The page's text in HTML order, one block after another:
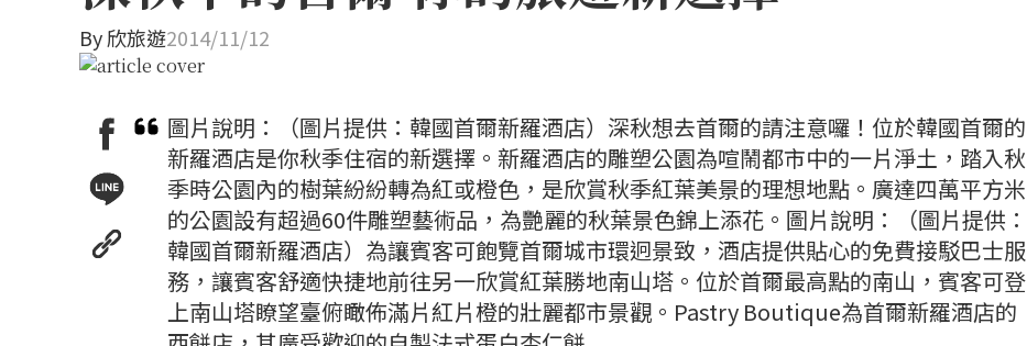
By欣旅遊2014/11/12
圖片說明：（圖片提供：韓國首爾新羅酒店）深秋想去首爾的請注意囉！位於韓國首爾的
新羅酒店是你秋季住宿的新選擇。新羅酒店的雕塑公園為喧鬧都市中的一片淨土，踏入秋
季時公園內的樹葉紛紛轉為紅或橙色，是欣賞秋季紅葉美景的理想地點。廣達四萬平方米
的公園設有超過60件雕塑藝術品，為艷麗的秋葉景色錦上添花。圖片說明：（圖片提供：
韓國首爾新羅酒店）為讓賓客可飽覽首爾城市環迥景致，酒店提供貼心的免費接駁巴士服
務，讓賓客舒適快捷地前往另一欣賞紅葉勝地南山塔。位於首爾最高點的南山，賓客可登
上南山塔瞭望臺俯瞰佈滿片紅片橙的壯麗都市景觀。Pastry Boutique為首爾新羅酒店的